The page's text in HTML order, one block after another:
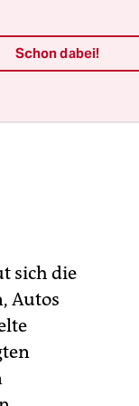
sich die
Autos
Schon dabei!